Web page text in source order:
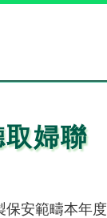
婦聯
保安範疇本年度